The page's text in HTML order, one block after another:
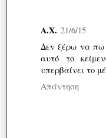
Α.Χ. 21/6/15
Δεν ξέρω να πω
αυτό το
υπερβαίνει το
Απάντηση